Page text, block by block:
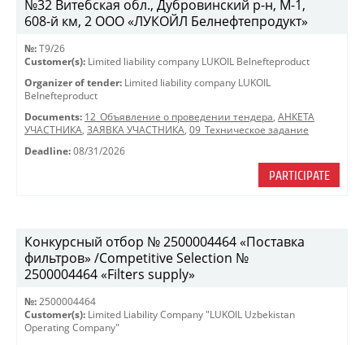
№32 Витебская обл., Дубровинский р-н, М-1,
608-й км, 2 ООО «ЛУКОЙЛ Белнефтепродукт»
№: T9/26
Customer(s): Limited liability company LUKOIL Belnefteproduct
Organizer of tender: Limited liability company LUKOIL
Belnefteproduct
Documents: 12_Объявление о проведении тендера, АНКЕТА
УЧАСТНИКА, ЗАЯВКА УЧАСТНИКА, 09_Техническое задание
Deadline: 08/31/2026
PARTICIPATE
Конкурсный отбор № 2500004464 «Поставка
фильтров» /Competitive Selection №
2500004464 «Filters supply»
№: 2500004464
Customer(s): Limited Liability Company "LUKOIL Uzbekistan
Operating Company"